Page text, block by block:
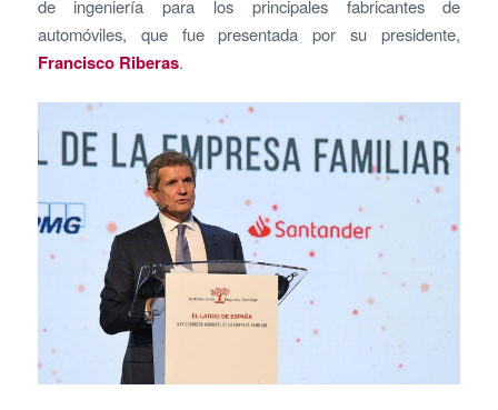
de ingeniería para los principales fabricantes de
automóviles, que fue presentada por su presidente,
Francisco Riberas.